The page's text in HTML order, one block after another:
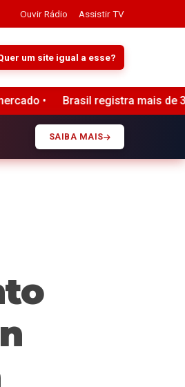
Ouvir Rádio Assistir TV
um site igual a esse?
de 34 bilhões de tentativas de
SAIBA MAIS